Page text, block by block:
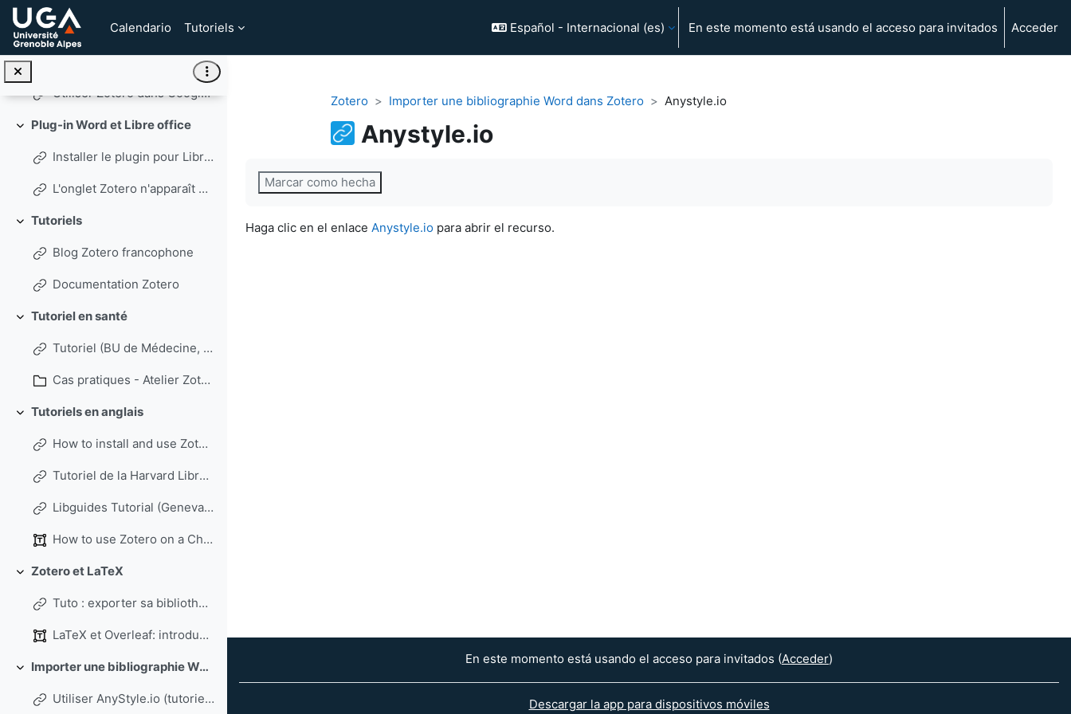
Salta al contenido principal
Calendario
Tutoriels Español - Internacional ‎(es)‎ En este momento está usando el acceso para invitados Acceder
Editing Citation Styles (Carleton Library, 2026, english)
Colapsar
Google Docs et Zotero
Utiliser Zotero dans Google Docs (tutoriel de la BU de Limoges)
Colapsar
Plug-in Word et Libre office
Installer le plugin pour LibreOffice : problème avec Java (Tutoriel de la BU de Rennes 2, 2022)
L'onglet Zotero n'apparaît pas dans Word (Tutoriel de la BU de Limoges)
Colapsar
Tutoriels
Blog Zotero francophone
Documentation Zotero
Colapsar
Tutoriel en santé
Tutoriel (BU de Médecine, Université de Lausanne 03/2025)
Cas pratiques - Atelier Zotero BUMP
Colapsar
Tutoriels en anglais
How to install and use Zotero (full guide) by the Berkeley Library (06/2025)
Tutoriel de la Harvard Library, 11/2023
Libguides Tutorial (Geneva Graduate Institute)
How to use Zotero on a Chromebook (No Linux requir...
Colapsar
Zotero et LaTeX
Tuto : exporter sa bibliothèque avec Better BibTex (anglais)
LaTeX et Overleaf: introduction aux outils de traitement de texte (Faculté des sciences sociales – Université Laval – 2026)
Colapsar Importer une bibliographie Word dans Zotero
Utiliser AnyStyle.io (tutoriel de la BU de Rennes 2, 02/2023)
Zotero Importer une bibliographie Word dans Zotero Anystyle.io
Anystyle.io
Marcar como hecha
Haga clic en el enlace Anystyle.io para abrir el recurso.
En este momento está usando el acceso para invitados (Acceder)
Descargar la app para dispositivos móviles